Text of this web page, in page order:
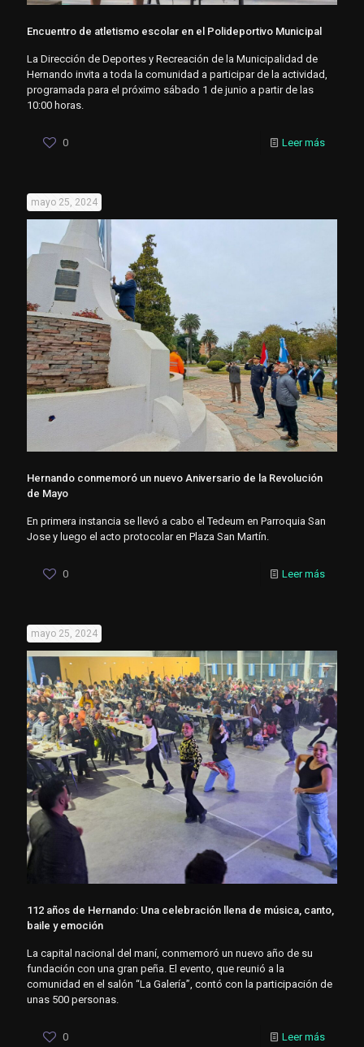
Encuentro de atletismo escolar en el Polideportivo Municipal
La Dirección de Deportes y Recreación de la Municipalidad de
Hernando invita a toda la comunidad a participar de la actividad,
programada para el próximo sábado 1 de junio a partir de las
10:00 horas.
0 Leer más
mayo 25, 2024
Hernando conmemoró un nuevo Aniversario de la Revolución
de Mayo
En primera instancia se llevó a cabo el Tedeum en Parroquia San
Jose y luego el acto protocolar en Plaza San Martín.
0 Leer más
mayo 25, 2024
112 años de Hernando: Una celebración llena de música, canto,
baile y emoción
La capital nacional del maní, conmemoró un nuevo año de su
fundación con una gran peña. El evento, que reunió a la
comunidad en el salón “La Galería”, contó con la participación de
unas 500 personas.
0 Leer más